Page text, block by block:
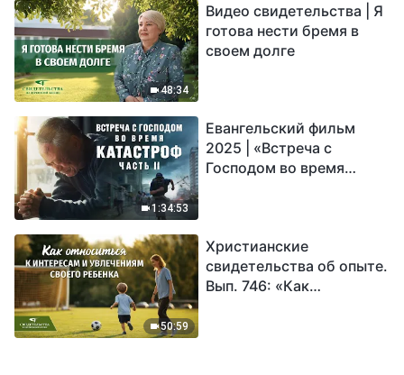
48:34
Видео свидетельства | Я
готова нести бремя в
своем долге
1:34:53
Евангельский фильм
2025 | «Встреча с
Господом во время
обрести Божье
спасение?
50:59
Христианские
свидетельства об опыте.
Вып. 746: «Как